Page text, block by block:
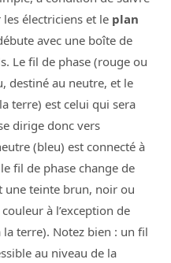
électriciens et le plan
avec une boîte de
Le fil de phase (rouge ou
destiné au neutre, et le
terre) est celui qui sera
dirige donc vers
(bleu) est connecté à
fil de phase change de
une teinte brun, noir ou
à l’exception de
la terre). Notez bien : un fil
au niveau de la